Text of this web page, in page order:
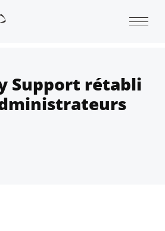
Support rétabli